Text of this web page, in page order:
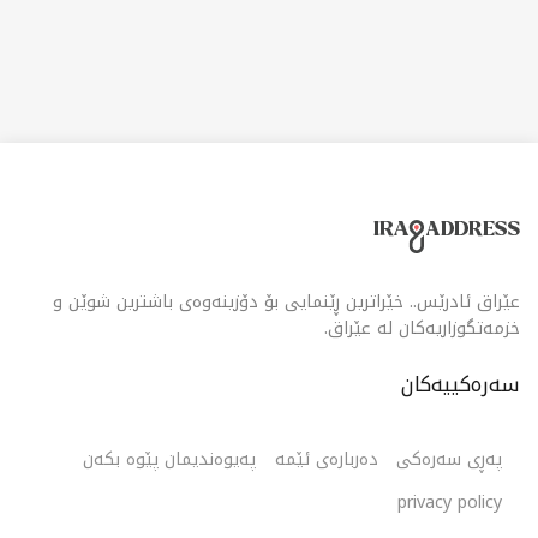
چێژوەرگرتن لە ئەزموونێکی ئاسوودە و هەمەچەشنی
بازاڕکردن.
عێراق ئادرێس.. خێراترین ڕێنمایی بۆ دۆزینەوەی باشترین شوێن و
خزمەتگوزاریەکان لە عێراق.
سەرەکییەکان
پەڕی سەرەکی دەربارەی ئێمە
پەیوەندیمان پێوە بکەن
privacy policy